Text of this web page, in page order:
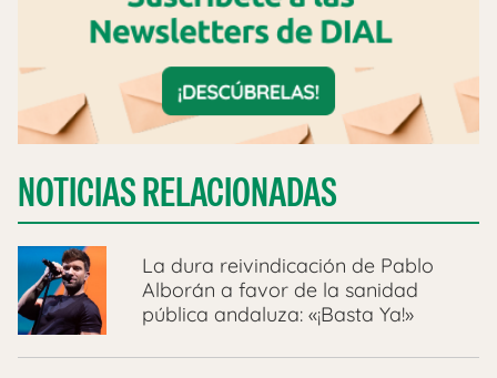
NOTICIAS RELACIONADAS
La dura reivindicación de Pablo
Alborán a favor de la sanidad
pública andaluza: «¡Basta Ya!»